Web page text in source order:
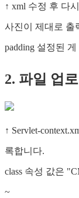
↑ xml 수정 후 다
사진이 제대로 출
padding 설정된
2. 파일 업
↑ Servlet-
록합니다.
class 속성 값은
~